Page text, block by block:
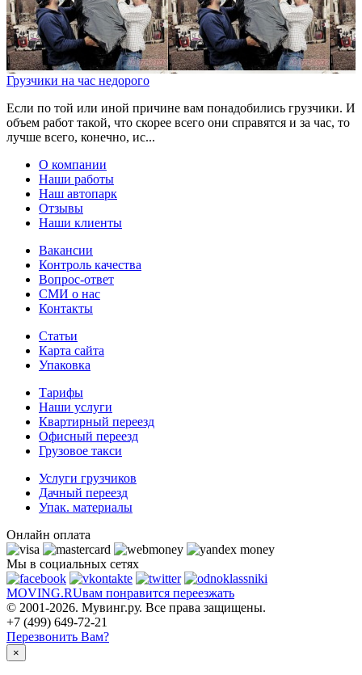
Грузчики на час недорого
Если по той или иной причине вам понадобились грузчики. И
объем работ такой, что скорее всего они справятся и за час, то
лучше всего, конечно, ис...
О компании
Наши работы
Наш автопарк
Отзывы
Наши клиенты
Вакансии
Контроль качества
Вопрос-ответ
СМИ о нас
Контакты
Статьи
Карта сайта
Упаковка
Тарифы
Наши услуги
Квартирный переезд
Офисный переезд
Грузовое такси
Услуги грузчиков
Дачный переезд
Упак. материалы
Онлайн оплата
Мы в социальных сетях
MOVING.RUвам понравится переезжать
© 2001-2026. Мувинг.ру. Все права защищены.
+7 (499) 649-72-21
Перезвонить Вам?
×